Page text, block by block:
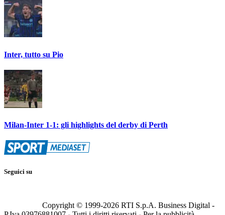
Inter, tutto su Pio
Milan-Inter 1-1: gli highlights del derby di Perth
Seguici su
Copyright © 1999-2026 RTI S.p.A. Business Digital -